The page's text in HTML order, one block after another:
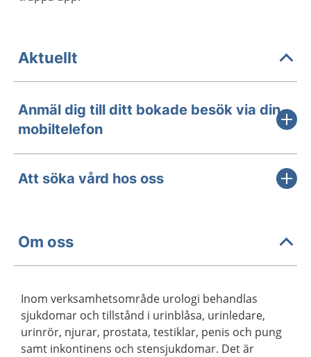
Aktuellt
Anmäl dig till ditt bokade besök via din
mobiltelefon
Att söka vård hos oss
Om oss
Inom verksamhetsområde urologi behandlas
sjukdomar och tillstånd i urinblåsa, urinledare,
urinrör, njurar, prostata, testiklar, penis och pung
samt inkontinens och stensjukdomar. Det är